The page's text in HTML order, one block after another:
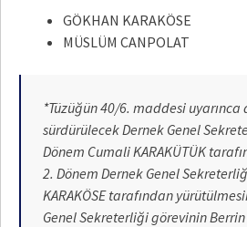
GÖKHAN KARAKÖSE
MÜSLÜM CANPOLAT
*Tüzüğün 40/6. maddesi
sürdürülecek Dernek Genel
Dönem Cumali KARAKÜTÜK
2. Dönem Dernek Genel
KARAKÖSE tarafından
Genel Sekreterliği görevinin Berrin